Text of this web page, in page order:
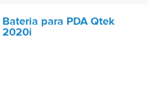
Bateria para PDA Qtek
2020i